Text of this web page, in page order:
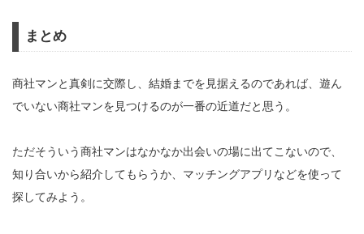
まとめ
商社マンと真剣に交際し、結婚までを見据えるのであれば、遊ん
でいない商社マンを見つけるのが一番の近道だと思う。
ただそういう商社マンはなかなか出会いの場に出てこないので、
知り合いから紹介してもらうか、マッチングアプリなどを使って
探してみよう。